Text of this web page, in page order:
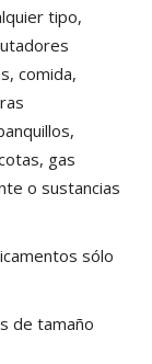
tipo,
comida,
gas
o sustancias
sólo
de tamaño